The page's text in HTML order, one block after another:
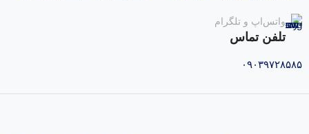
واتس‌اپ و تلگرام
تلفن تماس
۰۹۰۳۹۷۲۸۵۸۵